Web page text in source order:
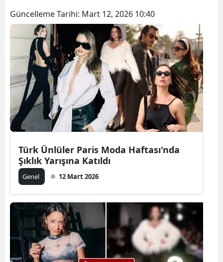
Güncelleme Tarihi: Mart 12, 2026 10:40
Türk Ünlüler Paris Moda Haftası'nda
Şıklık Yarışına Katıldı
Genel 12 Mart 2026